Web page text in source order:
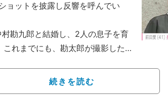
ョットを披露し反響を呼んでい
勘九郎と結婚し、2人の息子を育
れまでにも、勘太郎が撮影した
休みの最後に日光江戸村へ。」
続きを読む